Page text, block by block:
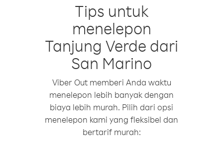
Tips untuk
menelepon
Tanjung Verde dari
San Marino
Viber Out memberi Anda waktu
menelepon lebih banyak dengan
biaya lebih murah. Pilih dari opsi
menelepon kami yang fleksibel dan
bertarif murah: